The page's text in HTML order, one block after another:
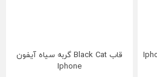
قاب Black Cat گربه سیاه آیفون
Iphone